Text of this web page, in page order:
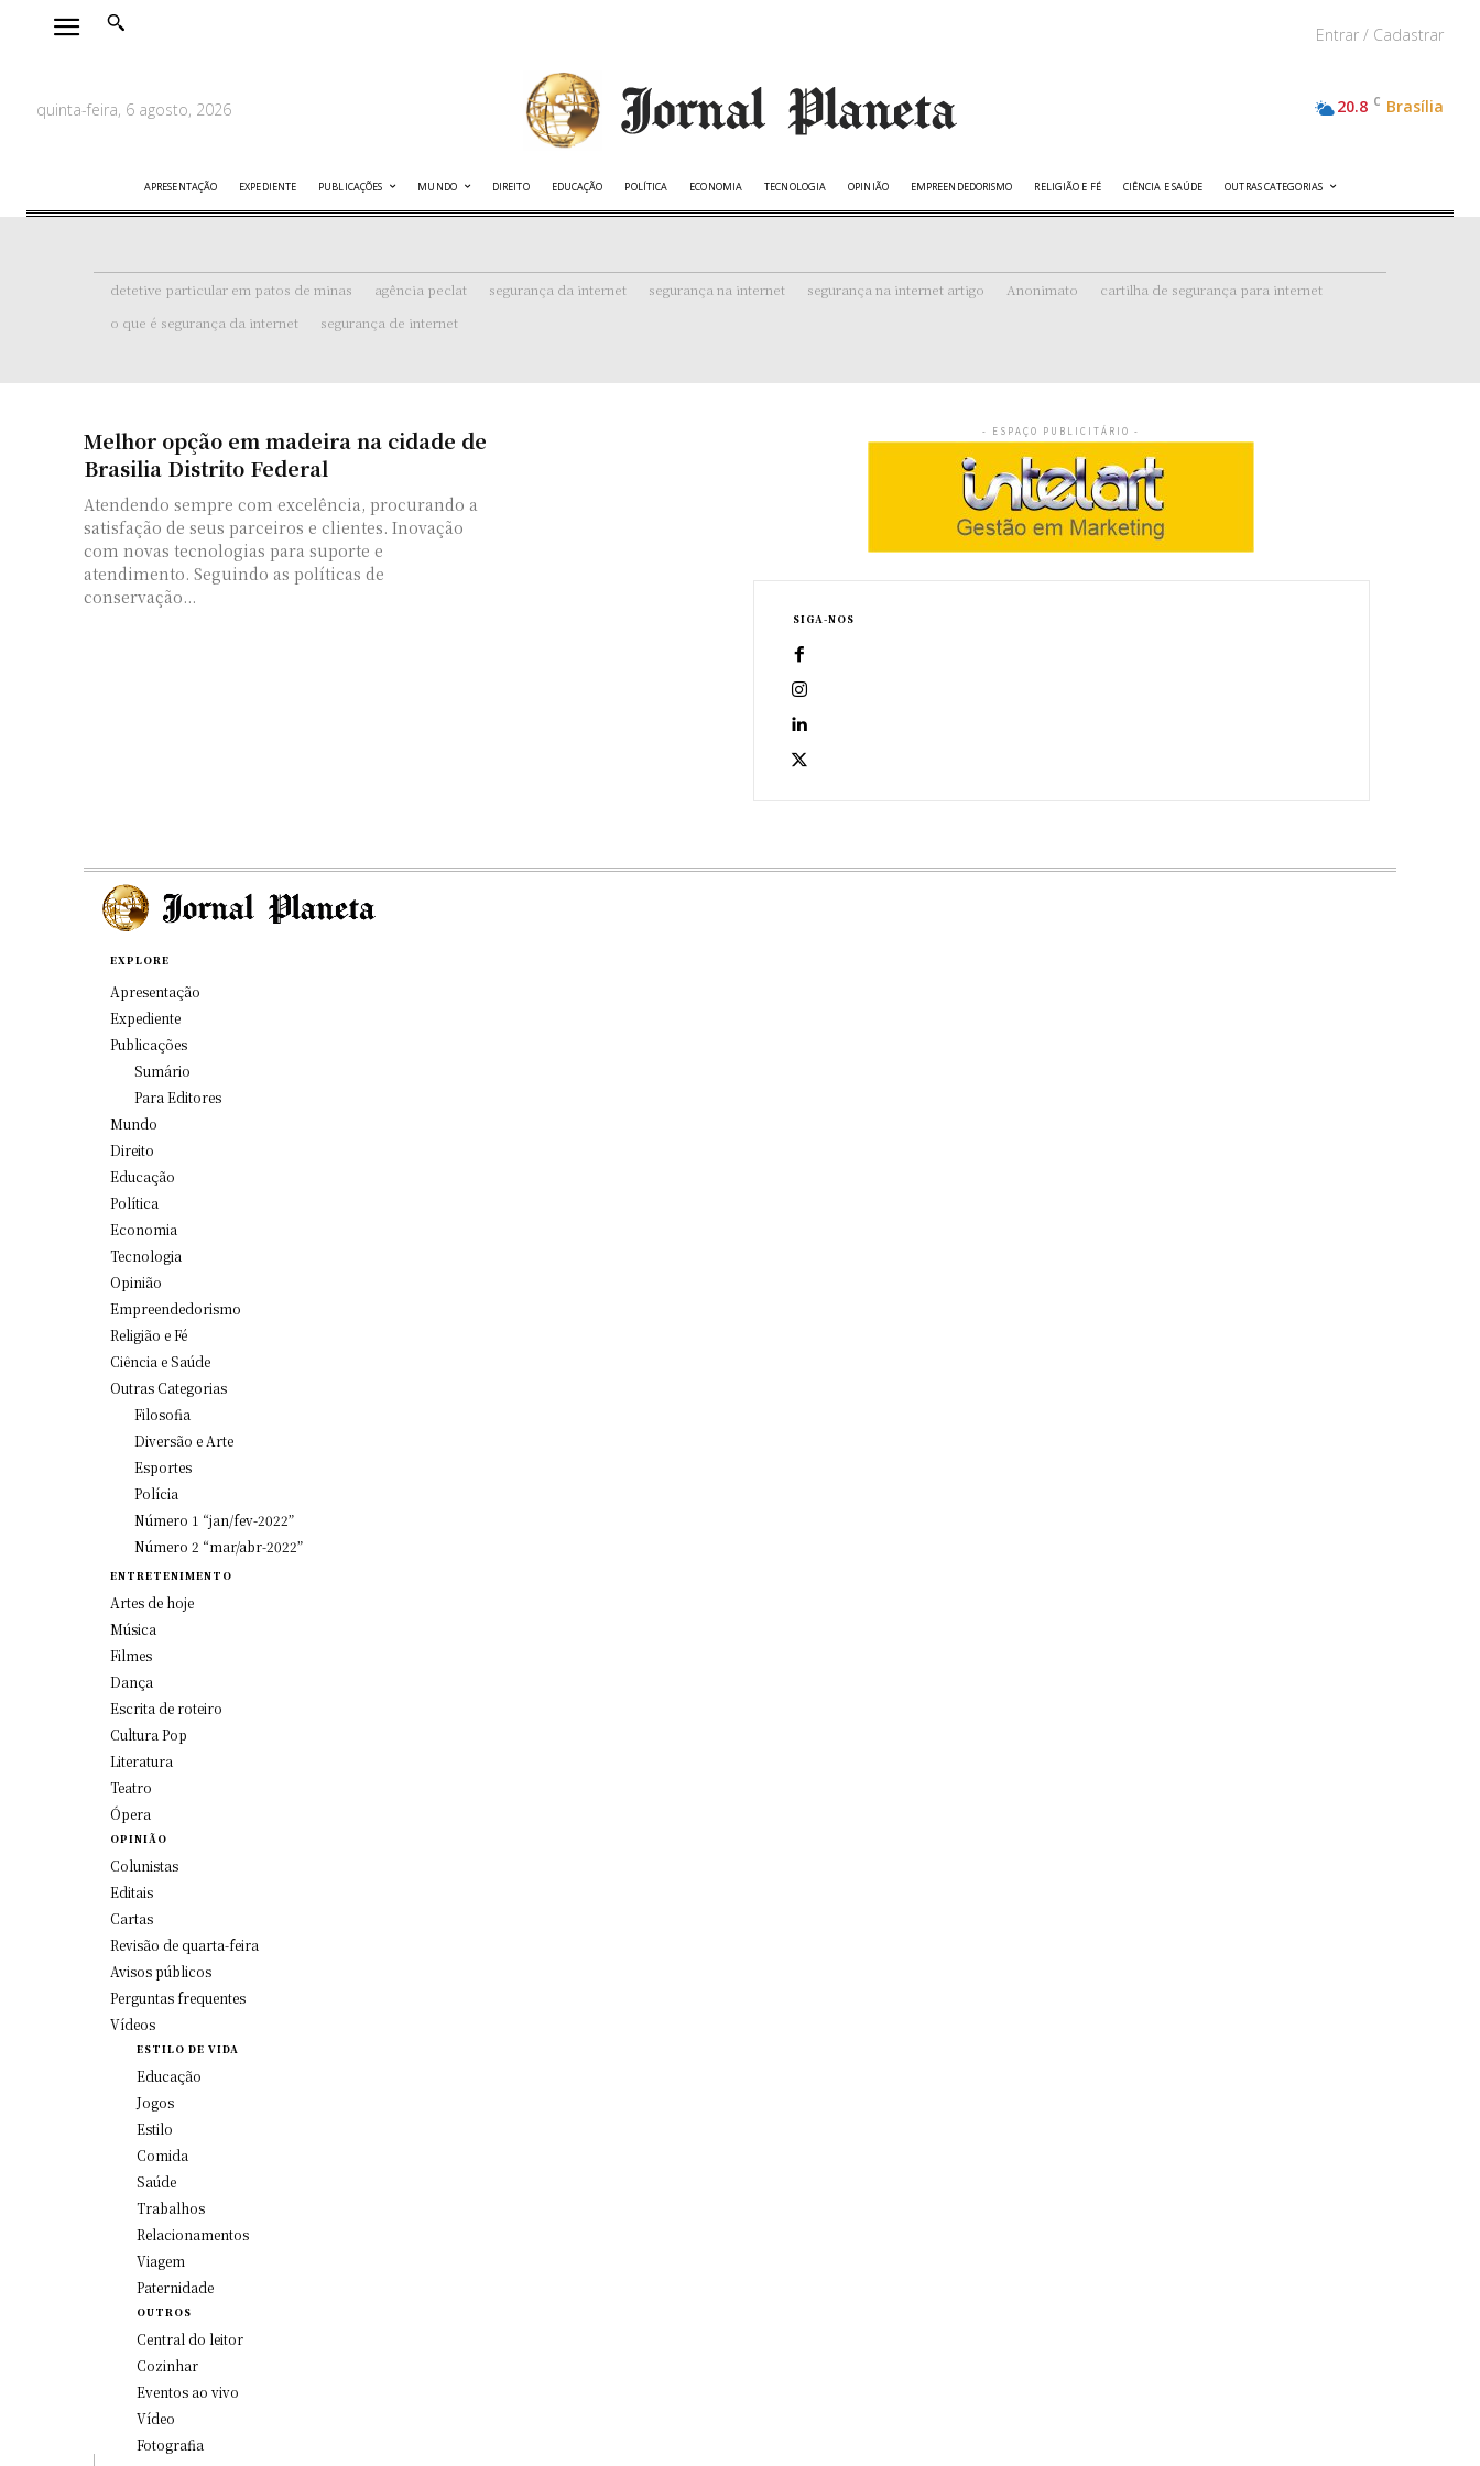
Entrar / Cadastrar
quinta-feira, 6 agosto, 2026 20.8 C Brasília
APRESENTAÇÃO EXPEDIENTE PUBLICAÇÕES MUNDO DIREITO EDUCAÇÃO POLÍTICA ECONOMIA TECNOLOGIA OPINIÃO EMPREENDEDORISMO RELIGIÃO E FÉ CIÊNCIA E SAÚDE OUTRAS CATEGORIAS
detetive particular em patos de minas agência peclat segurança da internet segurança na internet segurança na internet artigo Anonimato
cartilha de segurança para internet
o que é segurança da internet
segurança de internet
Melhor opção em madeira na cidade de
Brasilia Distrito Federal
Atendendo sempre com excelência, procurando a
satisfação de seus parceiros e clientes. Inovação
com novas tecnologias para suporte e
atendimento. Seguindo as políticas de
conservação...
- ESPAÇO PUBLICITÁRIO -
SIGA-NOS
EXPLORE
Apresentação
Expediente
Publicações
Sumário
Para Editores
Mundo
Direito
Educação
Política
Economia
Tecnologia
Opinião
Empreendedorismo
Religião e Fé
Ciência e Saúde
Outras Categorias
Filosofia
Diversão e Arte
Esportes
Polícia
Número 1 “jan/fev-2022”
Número 2 “mar/abr-2022”
ENTRETENIMENTO
Artes de hoje
Música
Filmes
Dança
Escrita de roteiro
Cultura Pop
Literatura
Teatro
Ópera
OPINIÃO
Colunistas
Editais
Cartas
Revisão de quarta-feira
Avisos públicos
Perguntas frequentes
Vídeos
ESTILO DE VIDA
Educação
Jogos
Estilo
Comida
Saúde
Trabalhos
Relacionamentos
Viagem
Paternidade
OUTROS
Central do leitor
Cozinhar
Eventos ao vivo
Vídeo
Fotografia